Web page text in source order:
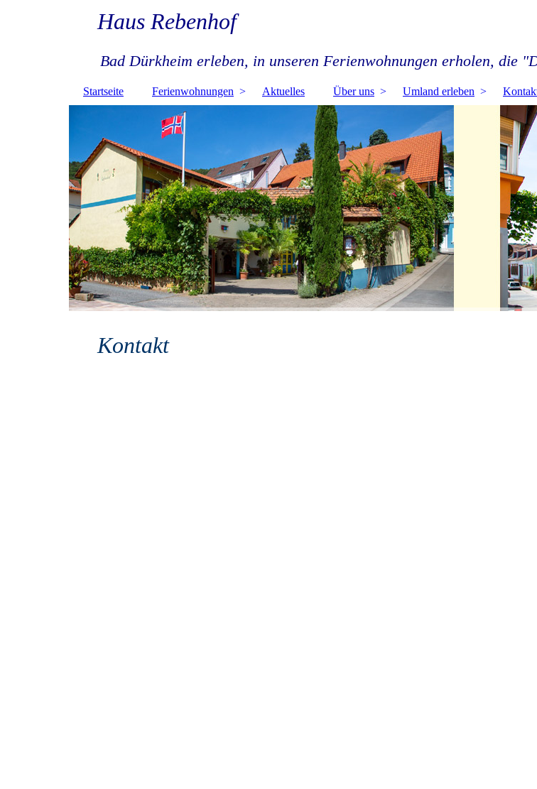
Haus Rebenhof
Bad Dürkheim erleben, in unseren Ferienwohnungen erholen, die
Startseite Ferienwohnungen Aktuelles Über uns Umland erleben
Kontakt